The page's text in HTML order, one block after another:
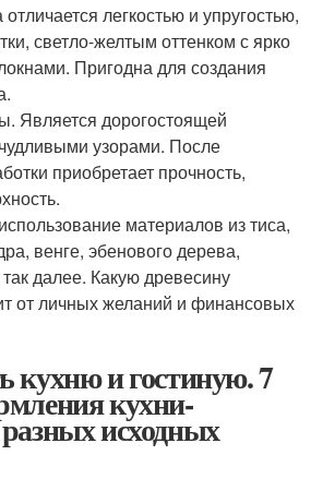
легкостью и упругостью,
светло-желтым оттенком с ярко
Пригодна для создания
Является дорогостоящей
узорами. После
приобретает прочность,
материалов из тиса,
венге, эбенового дерева,
далее. Какую древесину
от личных желаний и финансовых
кухню и гостиную. 7
кухни-
исходных